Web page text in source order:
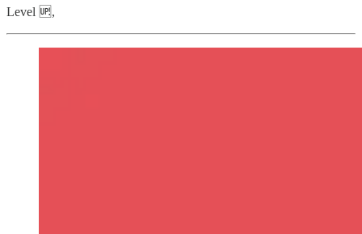
Level 🆙,